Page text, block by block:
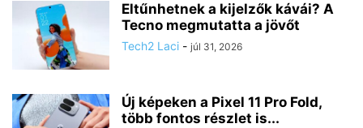
Eltűnhetnek a kijelzők kávái? A
Tecno megmutatta a jövőt
Tech2 Laci - júl 31, 2026
Új képeken a Pixel 11 Pro Fold,
több fontos részlet is...